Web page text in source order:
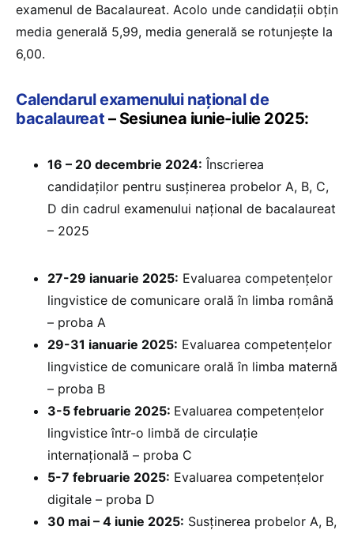
examenul de Bacalaureat. Acolo unde candidaţii obţin
media generală 5,99, media generală se rotunjeşte la
6,00.
Calendarul examenului național de
bacalaureat – Sesiunea iunie-iulie 2025:
16 – 20 decembrie 2024: Înscrierea
candidaților pentru susținerea probelor A, B, C,
D din cadrul examenului național de bacalaureat
– 2025
27-29 ianuarie 2025: ⁠Evaluarea competențelor
lingvistice de comunicare orală în limba română
– proba A
29-31 ianuarie 2025: Evaluarea competențelor
lingvistice de comunicare orală în limba maternă
– proba B
3-5 februarie 2025: ⁠ Evaluarea competențelor
lingvistice într-o limbă de circulație
internațională – proba C
5-7 februarie 2025: Evaluarea competențelor
digitale – proba D
30 mai – 4 iunie 2025: Susținerea probelor A, B,